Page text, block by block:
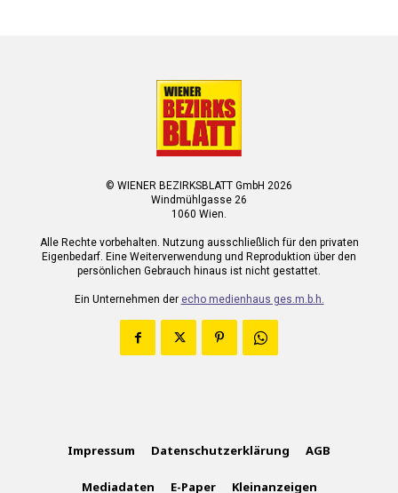
© WIENER BEZIRKSBLATT GmbH 2026
Windmühlgasse 26
1060 Wien.
Alle Rechte vorbehalten. Nutzung ausschließlich für den privaten
Eigenbedarf. Eine Weiterverwendung und Reproduktion über den
persönlichen Gebrauch hinaus ist nicht gestattet.
Ein Unternehmen der echo medienhaus ges.m.b.h.
Impressum Datenschutzerklärung AGB
Mediadaten E-Paper Kleinanzeigen